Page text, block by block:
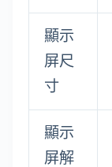
顯示
屏尺
寸
顯示
屏解